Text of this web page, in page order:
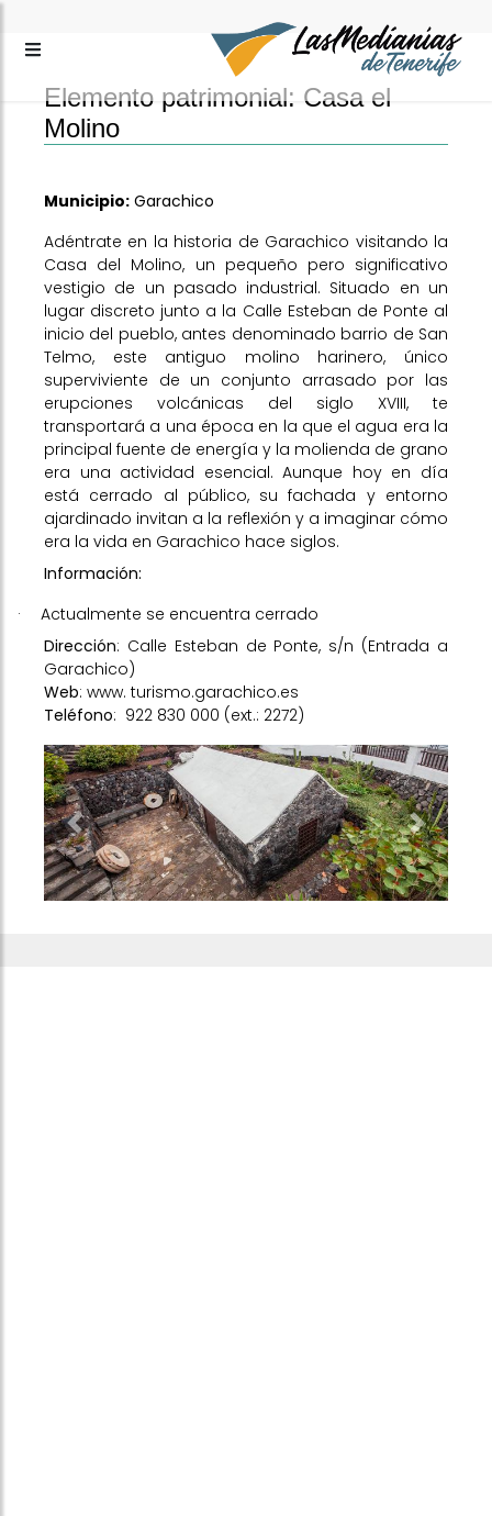
Elemento patrimonial: Casa el
Molino
Municipio: Garachico
Adéntrate en la historia de Garachico visitando la
Casa del Molino, un pequeño pero significativo
vestigio de un pasado industrial. Situado en un
lugar discreto junto a la Calle Esteban de Ponte al
inicio del pueblo, antes denominado barrio de San
Telmo, este antiguo molino harinero, único
superviviente de un conjunto arrasado por las
erupciones volcánicas del siglo XVIII, te
transportará a una época en la que el agua era la
principal fuente de energía y la molienda de grano
era una actividad esencial. Aunque hoy en día
está cerrado al público, su fachada y entorno
ajardinado invitan a la reflexión y a imaginar cómo
era la vida en Garachico hace siglos.
Información:
·
Actualmente se encuentra cerrado
Dirección: Calle Esteban de Ponte, s/n (Entrada a
Garachico)
Web: www. turismo.garachico.es
Teléfono: 922 830 000 (ext.: 2272)
Previous Next